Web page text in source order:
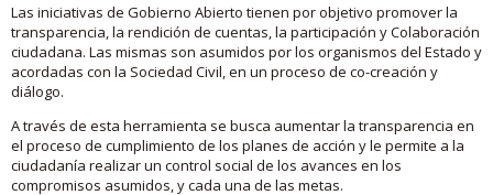
Las iniciativas de Gobierno Abierto tienen por objetivo promover la
transparencia, la rendición de cuentas, la participación y Colaboración
ciudadana. Las mismas son asumidos por los organismos del Estado y
acordadas con la Sociedad Civil, en un proceso de co-creación y
diálogo.
A través de esta herramienta se busca aumentar la transparencia en
el proceso de cumplimiento de los planes de acción y le permite a la
ciudadanía realizar un control social de los avances en los
compromisos asumidos, y cada una de las metas.